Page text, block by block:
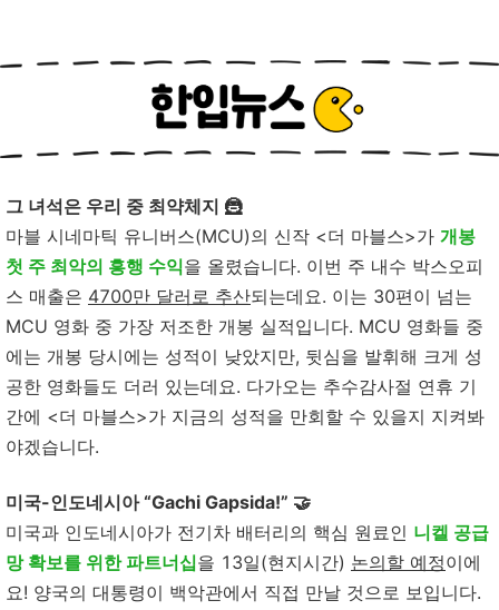
그 녀석은 우리 중 최약체지 🦹
마블 시네마틱 유니버스(MCU)의 신작 <더 마블스>가 개봉
첫 주 최악의 흥행 수익을 올렸습니다. 이번 주 내수 박스오피
스 매출은 4700만 달러로 추산되는데요. 이는 30편이 넘는
MCU 영화 중 가장 저조한 개봉 실적입니다. MCU 영화들 중
에는 개봉 당시에는 성적이 낮았지만, 뒷심을 발휘해 크게 성
공한 영화들도 더러 있는데요. 다가오는 추수감사절 연휴 기
간에 <더 마블스>가 지금의 성적을 만회할 수 있을지 지켜봐
야겠습니다.
미국-인도네시아 “Gachi Gapsida!” 🤝
미국과 인도네시아가 전기차 배터리의 핵심 원료인 니켈 공급
망 확보를 위한 파트너십을 13일(현지시간) 논의할 예정이에
요! 양국의 대통령이 백악관에서 직접 만날 것으로 보입니다.